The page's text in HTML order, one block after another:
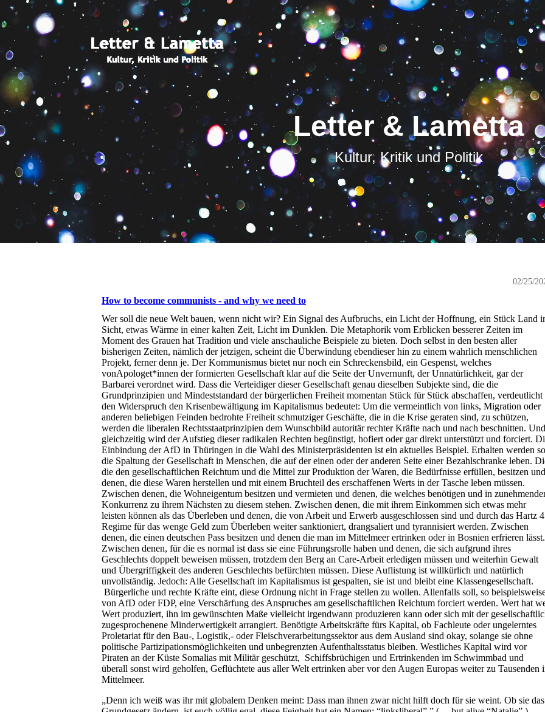
02/25/
How to become communists - and why we need to
Wer soll die neue Welt bauen, wenn nicht wir? Ein Signal des Aufbruchs, ein Licht der Hoffnung, ein Stück Land
Sicht, etwas Wärme in einer kalten Zeit, Licht im Dunklen. Die Metaphorik vom Erblicken besserer Zeiten im
Moment des Grauen hat Tradition und viele anschauliche Beispiele zu bieten. Doch selbst in den besten aller
bisherigen Zeiten, nämlich der jetzigen, scheint die Überwindung ebendieser hin zu einem wahrlich menschlichen
Projekt, ferner denn je. Der Kommunismus bietet nur noch ein Schreckensbild, ein Gespenst, welches
vonApologet*innen der formierten Gesellschaft klar auf die Seite der Unvernunft, der Unnatürlichkeit, gar der
Barbarei verordnet wird. Dass die Verteidiger dieser Gesellschaft genau dieselben Subjekte sind, die die
Grundprinzipien und Mindeststandard der bürgerlichen Freiheit momentan Stück für Stück abschaffen, verdeutlicht
den Widerspruch den Krisenbewältigung im Kapitalismus bedeutet: Um die vermeintlich von links, Migration oder
anderen beliebigen Feinden bedrohte Freiheit schmutziger Geschäfte, die in die Krise geraten sind, zu schützen,
werden die liberalen Rechtsstaatprinzipien dem Wunschbild autoritär rechter Kräfte nach und nach beschnitten. Und
gleichzeitig wird der Aufstieg dieser radikalen Rechten begünstigt, hofiert oder gar direkt unterstützt und forciert.
Einbindung der AfD in Thüringen in die Wahl des Ministerpräsidenten ist ein aktuelles Beispiel. Erhalten werden
die Spaltung der Gesellschaft in Menschen, die auf der einen oder der anderen Seite einer Bezahlschranke leben.
die den gesellschaftlichen Reichtum und die Mittel zur Produktion der Waren, die Bedürfnisse erfüllen, besitzen und
denen, die diese Waren herstellen und mit einem Bruchteil des erschaffenen Werts in der Tasche leben müssen.
Zwischen denen, die Wohneigentum besitzen und vermieten und denen, die welches benötigen und in
Konkurrenz zu ihrem Nächsten zu diesem stehen. Zwischen denen, die mit ihrem Einkommen sich etwas mehr
leisten können als das Überleben und denen, die von Arbeit und Erwerb ausgeschlossen sind und durch das Hartz 4
Regime für das wenge Geld zum Überleben weiter sanktioniert, drangsaliert und tyrannisiert werden. Zwischen
denen, die einen deutschen Pass besitzen und denen die man im Mittelmeer ertrinken oder in Bosnien erfrieren lässt.
Zwischen denen, für die es normal ist dass sie eine Führungsrolle haben und denen, die sich aufgrund ihres
Geschlechts doppelt beweisen müssen, trotzdem den Berg an Care-Arbeit erledigen müssen und weiterhin Gewalt
und Übergriffigkeit des anderen Geschlechts befürchten müssen. Diese Auflistung ist willkürlich und natürlich
unvollständig. Jedoch: Alle Gesellschaft im Kapitalismus ist gespalten, sie ist und bleibt eine Klassengesellschaft.
Bürgerliche und rechte Kräfte eint, diese Ordnung nicht in Frage stellen zu wollen. Allenfalls soll, so
von AfD oder FDP, eine Verschärfung des Anspruches am gesellschaftlichen Reichtum forciert werden. Wert hat
Wert produziert, ihn im gewünschten Maße vielleicht irgendwann produzieren kann oder sich mit der
zugesprochenene Minderwertigkeit arrangiert. Benötigte Arbeitskräfte fürs Kapital, ob Fachleute oder ungelerntes
Proletariat für den Bau-, Logistik,- oder Fleischverarbeitungssektor aus dem Ausland sind okay, solange sie ohne
politische Partizipationsmöglichkeiten und unbegrenzten Aufenthaltsstatus bleiben. Westliches Kapital wird vor
Piraten an der Küste Somalias mit Militär geschützt, Schiffsbrüchigen und Ertrinkenden im Schwimmbad und
überall sonst wird geholfen, Geflüchtete aus aller Welt ertrinken aber vor den Augen Europas weiter zu Tausenden
Mittelmeer.
„Denn ich weiß was ihr mit globalem Denken meint: Dass man ihnen zwar nicht hilft doch für sie weint. Ob sie das
Letter & Lametta
Kultur, Kritik und Politik